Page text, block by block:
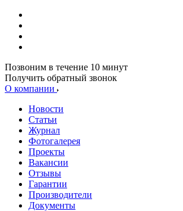
Позвоним в течение 10 минут
Получить обратный звонок
О компании
Новости
Статьи
Журнал
Фотогалерея
Проекты
Вакансии
Отзывы
Гарантии
Производители
Документы